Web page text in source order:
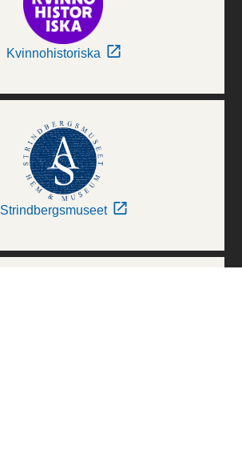
Kvinnohistoriska
Strindbergsmuseet